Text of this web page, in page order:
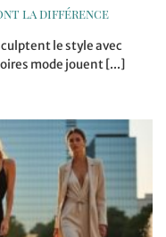
la différence
le style avec
mode jouent [...]